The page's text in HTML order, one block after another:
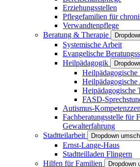
Erziehungsstellen
Pflegefamilien für
Verwandtenpflege
Beratung & Therapie
Systemische Arbeit
Evangelische
Heilpädagogik
Heipädagogische
FASD-
Autismus-
Fachberatungsstelle für
Gewalterfahrung
Stadtteilarbeit
Dropdown
Ernst-Lange-Haus
Stadtteilladen Flingern
Hilfen für Familien
Dropdown